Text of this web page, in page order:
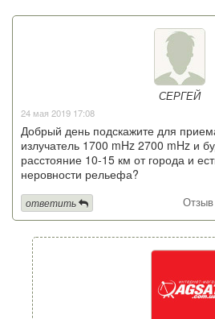
СЕРГЕЙ
24 мая 2019 17:08
Добрый день подскажите для
излучатель 1700 mHz 2700 mHz и
расстояние 10-15 км от города и
неровности рельефа?
Отзыв
ответить